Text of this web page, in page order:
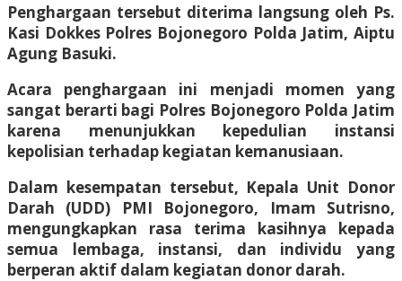
Penghargaan tersebut diterima langsung oleh Ps.
Kasi Dokkes Polres Bojonegoro Polda Jatim, Aiptu
Agung Basuki.
Acara penghargaan ini menjadi momen yang
sangat berarti bagi Polres Bojonegoro Polda Jatim
karena menunjukkan kepedulian instansi
kepolisian terhadap kegiatan kemanusiaan.
Dalam kesempatan tersebut, Kepala Unit Donor
Darah (UDD) PMI Bojonegoro, Imam Sutrisno,
mengungkapkan rasa terima kasihnya kepada
semua lembaga, instansi, dan individu yang
berperan aktif dalam kegiatan donor darah.